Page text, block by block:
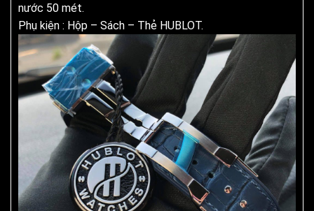
nước 50 mét.
Phụ kiện : Hộp – Sách – Thẻ HUBLOT.